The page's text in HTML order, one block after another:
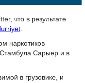
что в результате
.
наркотиков
Сарыер и в
в грузовике, и